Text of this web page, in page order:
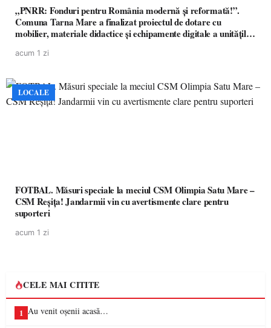
„PNRR: Fonduri pentru România modernă și reformată!”.
Comuna Tarna Mare a finalizat proiectul de dotare cu
mobilier, materiale didactice și echipamente digitale a unităților
acum 1 zi
LOCALE
FOTBAL. Măsuri speciale la meciul CSM Olimpia Satu Mare –
CSM Reșița! Jandarmii vin cu avertismente clare pentru
suporteri
acum 1 zi
CELE MAI CITITE
1 Au venit oșenii acasă…